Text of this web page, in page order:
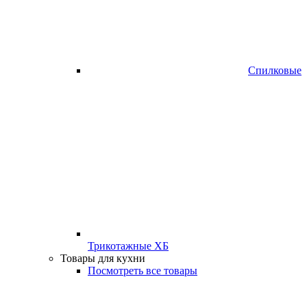
Спилковые
Трикотажные ХБ
Товары для кухни
Посмотреть все товары